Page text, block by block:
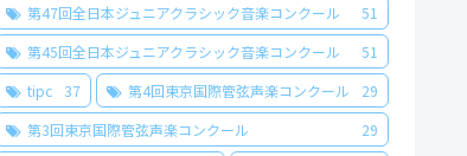
第47回全日本ジュニアクラシック音楽コンクール
51
第45回全日本ジュニアクラシック音楽コンクール
51
tipc
37 第4回東京国際管弦声楽コンクール
29
第3回東京国際管弦声楽コンクール
29